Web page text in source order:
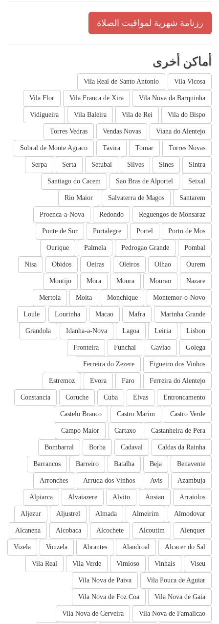
رزنامة شهرية لمواقيت الصلاة
أماكن أخرى
Vila Vicosa
Vila Real de Santo Antonio
Vila Nova da Barquinha
Vila Franca de Xira
Vila Flor
Vila do Bispo
Vila de Rei
Vila Baleira
Vidigueira
Viana do Alentejo
Vendas Novas
Torres Vedras
Torres Novas
Tomar
Tavira
Sobral de Monte Agraco
Sintra
Sines
Silves
Setubal
Serta
Serpa
Seixal
Sao Bras de Alportel
Santiago do Cacem
Santarem
Salvaterra de Magos
Rio Maior
Reguengos de Monsaraz
Redondo
Proenca-a-Nova
Porto de Mos
Portel
Portalegre
Ponte de Sor
Pombal
Pedrogao Grande
Palmela
Ourique
Ourem
Olhao
Oleiros
Oeiras
Obidos
Nisa
Nazare
Mourao
Moura
Mora
Montijo
Montemor-o-Novo
Monchique
Moita
Mertola
Marinha Grande
Mafra
Macao
Lourinha
Loule
Lisbon
Leiria
Lagoa
Idanha-a-Nova
Grandola
Golega
Gaviao
Funchal
Fronteira
Figueiro dos Vinhos
Ferreira do Zezere
Ferreira do Alentejo
Faro
Evora
Estremoz
Entroncamento
Elvas
Cuba
Coruche
Constancia
Castro Verde
Castro Marim
Castelo Branco
Castanheira de Pera
Cartaxo
Campo Maior
Caldas da Rainha
Cadaval
Borba
Bombarral
Benavente
Beja
Batalha
Barreiro
Barrancos
Azambuja
Avis
Arruda dos Vinhos
Arronches
Arraiolos
Ansiao
Alvito
Alvaiazere
Alpiarca
Almodovar
Almeirim
Almada
Aljustrel
Aljezur
Alenquer
Alcoutim
Alcochete
Alcobaca
Alcanena
Alcacer do Sal
Alandroal
Abrantes
Vouzela
Vizela
Viseu
Vinhais
Vimioso
Vila Verde
Vila Real
Vila Pouca de Aguiar
Vila Nova de Paiva
Vila Nova de Gaia
Vila Nova de Foz Coa
Vila Nova de Famalicao
Vila Nova de Cerveira